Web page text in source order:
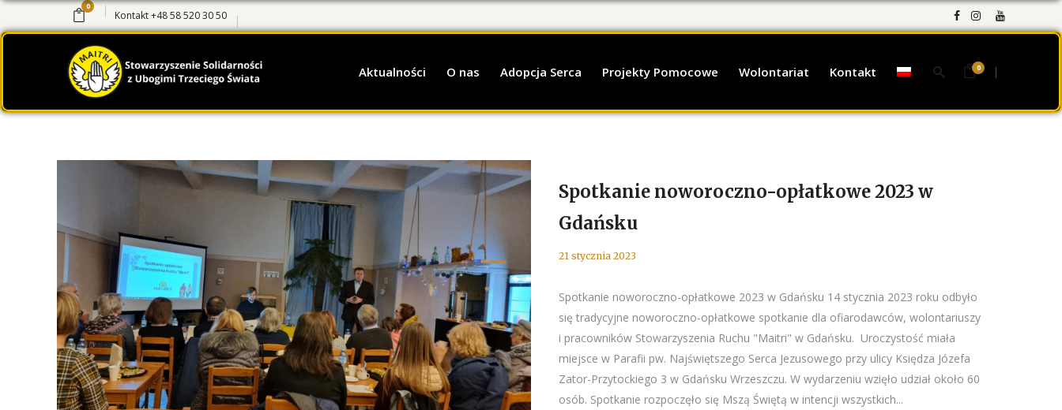
Kontakt+48 58 520 30 50
0
Aktualności O nas Adopcja Serca Projekty Pomocowe Wolontariat Kontakt 0
Spotkanie noworoczno-opłatkowe 2023 w
Gdańsku
21 stycznia 2023
Spotkanie noworoczno-opłatkowe 2023 w Gdańsku 14 stycznia 2023 roku odbyło
się tradycyjne noworoczno-opłatkowe spotkanie dla ofiarodawców, wolontariuszy
i pracowników Stowarzyszenia Ruchu "Maitri" w Gdańsku. Uroczystość miała
miejsce w Parafii pw. Najświętszego Serca Jezusowego przy ulicy Księdza Józefa
Zator-Przytockiego 3 w Gdańsku Wrzeszczu. W wydarzeniu wzięło udział około 60
osób. Spotkanie rozpoczęło się Mszą Świętą w intencji wszystkich...